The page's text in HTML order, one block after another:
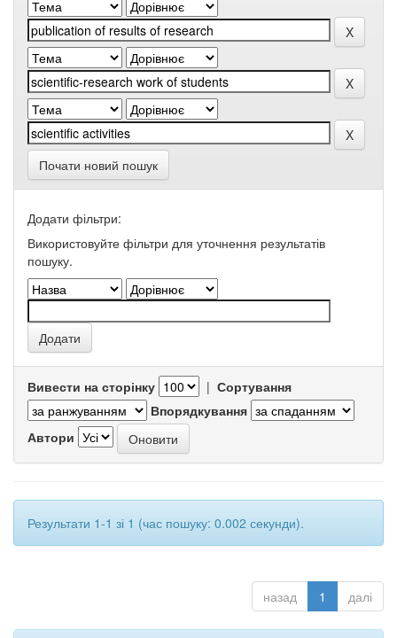
Почати новий пошук
Додати фільтри:
Використовуйте фільтри для уточнення результатів
пошуку.
Вивести на сторінку | Сортування
Впорядкування
Автори
Результати 1-1 зі 1 (час пошуку: 0.002 секунди).
назад 1 далі